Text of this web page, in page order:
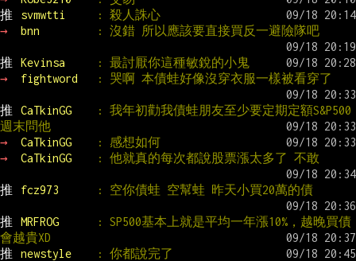
推
svmwtti
: 殺人誅心
→
bnn : 沒錯 所以應該要直接買反一避險隊吧
推 Kevinsa
: 最討厭你這種敏銳的小鬼
→
fightword : 哭啊 本債蛙好像沒穿衣服一樣被看穿了
推 CaTkinGG
: 我年初勸我債蛙朋友至少要定期定額S&P500
週末問他
→
CaTkinGG
: 感想如何
→
CaTkinGG : 他就真的每次都說股票漲太多了 不敢
推 fcz973 : 空你債蛙 空幫蛙 昨天小買20萬的債
推 MRFROG
: SP500基本上就是平均一年漲10%，越晚買債
會越貴XD
推
newstyle
: 你都說完了